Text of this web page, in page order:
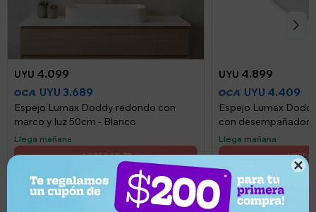

UYU 4.099
UYU 3.689
Espejo Lumax Doddy redondo con
marco y luz 50cm - Blanco
Llega mañana
UYU 4.899
UYU 4.409
Espejo Lumax
con desempañador
Llega mañana